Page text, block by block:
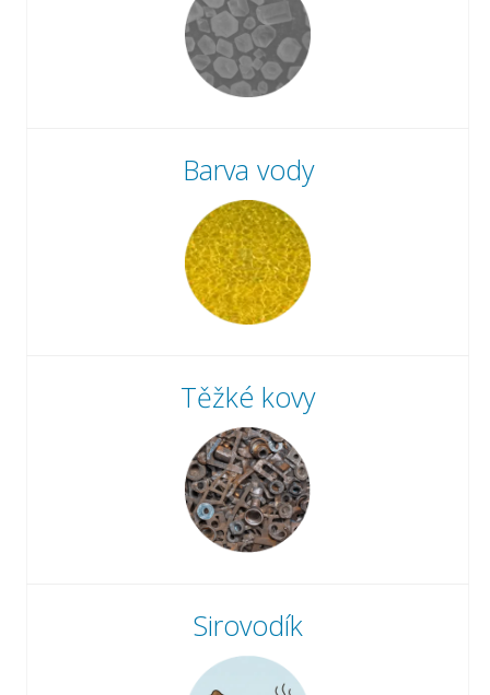
Barva vody
Těžké kovy
Sirovodík